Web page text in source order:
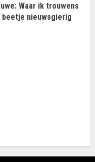
Waar ik trouwens
beetje nieuwsgierig